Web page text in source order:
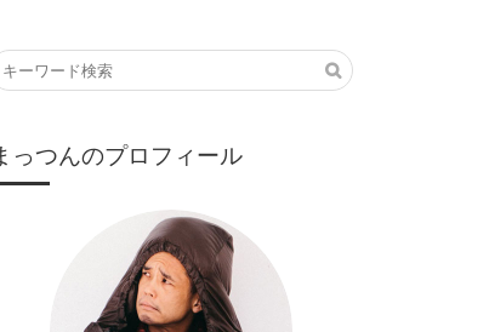
っつんのプロフィール